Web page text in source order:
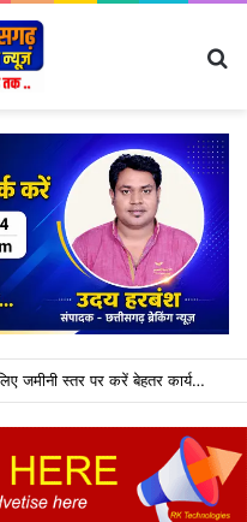
कर्तव्यनिष्ठ होकर जनसेवा एवं सुशासन के लिए जमीनी स्तर पर करें बेहतर कार्य : मुख्यमंत्री विष्णु देव साय